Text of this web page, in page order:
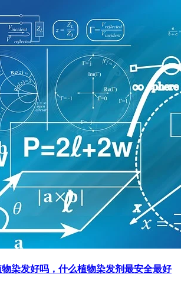
染发好吗，什么植物染发剂最安全最好